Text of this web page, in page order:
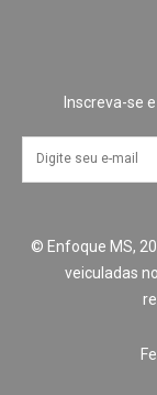
Inscreva-se
© Enfoque MS,
veiculadas